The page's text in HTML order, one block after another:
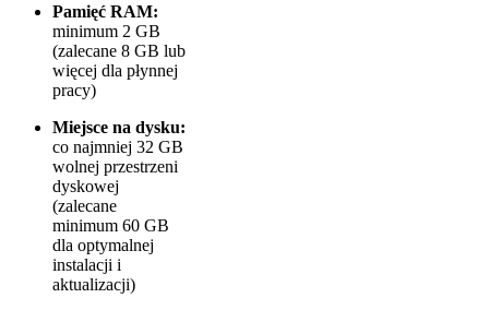
Pamięć RAM:
minimum 2 GB
(zalecane 8 GB lub
więcej dla płynnej
pracy)
Miejsce na dysku:
co najmniej 32 GB
wolnej przestrzeni
dyskowej
(zalecane
minimum 60 GB
dla optymalnej
instalacji i
aktualizacji)